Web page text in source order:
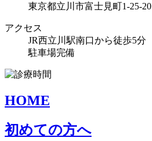
東京都立川市富士見町1-25-20
アクセス
JR西立川駅南口から徒歩5分
駐車場完備
HOME
初めての方へ